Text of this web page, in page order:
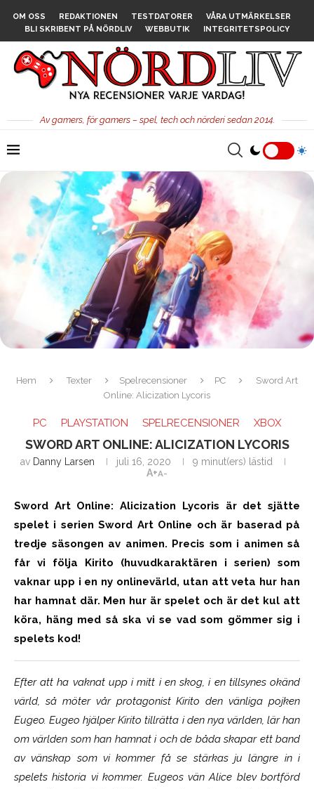
OM OSS REDAKTIONEN TESTDATORER
VÅRA UTMÄRKELSER
BLI SKRIBENT PÅ NÖRDLIV
WEBBUTIK INTEGRITETSPOLICY
Av gamers, för gamers – spel, tech och nörderi sedan 2014.
Hem Texter Spelrecensioner PC
Sword Art
Online: Alicization Lycoris
PC PLAYSTATION SPELRECENSIONER XBOX
SWORD ART ONLINE: ALICIZATION LYCORIS
av Danny Larsen juli 16, 2020
9 minut(ers) lästid
A+A-
Sword Art Online: Alicization Lycoris är det sjätte
spelet i serien Sword Art Online och är baserad på
tredje säsongen av animen. Precis som i animen så
får vi följa Kirito (huvudkaraktären i serien) som
vaknar upp i en ny onlinevärld, utan att veta hur han
har hamnat där. Men hur är spelet och är det kul att
köra, häng med så ska vi se vad som gömmer sig i
spelets kod!
Efter att ha vaknat upp i mitt i en skog, i en tillsynes okänd
värld, så möter vår protagonist Kirito den vänliga pojken
Eugeo. Eugeo hjälper Kirito tillrätta i den nya världen, lär han
om världen som han hamnat i och de båda skapar ett band
av vänskap som vi kommer få se stärkas ju längre in i
spelets historia vi kommer. Eugeos vän Alice blev bortförd